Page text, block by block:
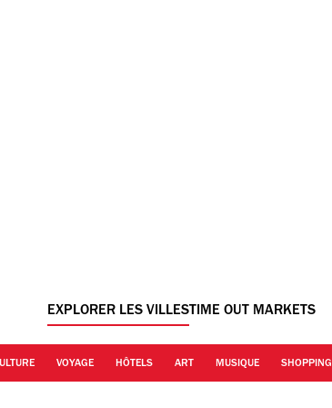
EXPLORER LES VILLESTIME OUT MARKETS
VOYAGE HÔTELS ART MUSIQUE SHOPPING